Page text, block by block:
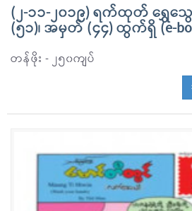
(၂-၁၁-၂၀၁၉) ရက်ထုတ် ရွှေသ
(၅၁)၊ အမှတ် (၄၄) ထွက်ရှိ (e-
တန်ဖိုး - ၂၅၀ကျပ်